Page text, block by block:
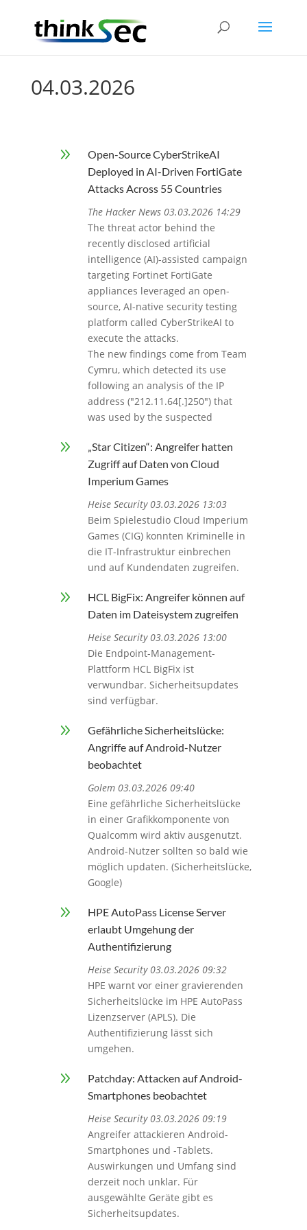
04.03.2026
9
Open-Source CyberStrikeAI
Deployed in AI-Driven FortiGate
Attacks Across 55 Countries
The Hacker News 03.03.2026 14:29
The threat actor behind the
recently disclosed artificial
intelligence (AI)-assisted campaign
targeting Fortinet FortiGate
appliances leveraged an open-
source, AI-native security testing
platform called CyberStrikeAI to
execute the attacks.
The new findings come from Team
Cymru, which detected its use
following an analysis of the IP
address ("212.11.64[.]250") that
was used by the suspected
9
„Star Citizen“: Angreifer hatten
Zugriff auf Daten von Cloud
Imperium Games
Heise Security 03.03.2026 13:03
Beim Spielestudio Cloud Imperium
Games (CIG) konnten Kriminelle in
die IT-Infrastruktur einbrechen
und auf Kundendaten zugreifen.
9
HCL BigFix: Angreifer können auf
Daten im Dateisystem zugreifen
Heise Security 03.03.2026 13:00
Die Endpoint-Management-
Plattform HCL BigFix ist
verwundbar. Sicherheitsupdates
sind verfügbar.
9
Gefährliche Sicherheitslücke:
Angriffe auf Android-Nutzer
beobachtet
Golem 03.03.2026 09:40
Eine gefährliche Sicherheitslücke
in einer Grafikkomponente von
Qualcomm wird aktiv ausgenutzt.
Android-Nutzer sollten so bald wie
möglich updaten. (Sicherheitslücke,
Google)
9
HPE AutoPass License Server
erlaubt Umgehung der
Authentifizierung
Heise Security 03.03.2026 09:32
HPE warnt vor einer gravierenden
Sicherheitslücke im HPE AutoPass
Lizenzserver (APLS). Die
Authentifizierung lässt sich
umgehen.
9
Patchday: Attacken auf Android-
Smartphones beobachtet
Heise Security 03.03.2026 09:19
Angreifer attackieren Android-
Smartphones und -Tablets.
Auswirkungen und Umfang sind
derzeit noch unklar. Für
ausgewählte Geräte gibt es
Sicherheitsupdates.